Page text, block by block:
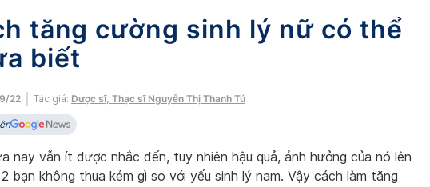
tăng cường sinh lý nữ có thể
biết
22 Tác giả: Dược sĩ, Thạc sĩ Nguyễn Thị Thanh Tú
nay vẫn ít được nhắc đến, tuy nhiên hậu quả, ảnh hưởng của nó lên
bạn không thua kém gì so với yếu sinh lý nam. Vậy cách làm tăng